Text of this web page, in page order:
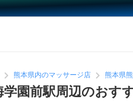
熊本県内のマッサージ店 熊本県
学園前駅周辺のおす